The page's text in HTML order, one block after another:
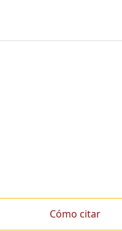
Cómo citar